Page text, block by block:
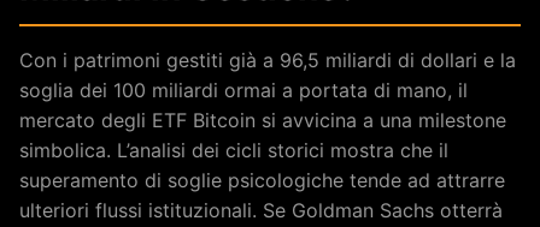
Con i patrimoni gestiti già a 96,5 miliardi di dollari e la
soglia dei 100 miliardi ormai a portata di mano, il
mercato degli ETF Bitcoin si avvicina a una milestone
simbolica. L’analisi dei cicli storici mostra che il
superamento di soglie psicologiche tende ad attrarre
ulteriori flussi istituzionali. Se Goldman Sachs otterrà